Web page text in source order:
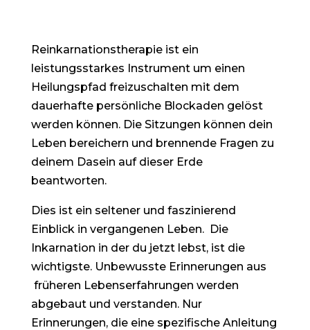
Reinkarnationstherapie ist ein
leistungsstarkes Instrument um einen
Heilungspfad freizuschalten mit dem
dauerhafte persönliche Blockaden gelöst
werden können. Die Sitzungen können dein
Leben bereichern und brennende Fragen zu
deinem Dasein auf dieser Erde
beantworten.
Dies ist ein seltener und faszinierend
Einblick in vergangenen Leben.Die
Inkarnation in der du jetzt lebst, ist die
wichtigste. Unbewusste Erinnerungen aus
früheren Lebenserfahrungen werden
abgebaut und verstanden. Nur
Erinnerungen, die eine spezifische Anleitung